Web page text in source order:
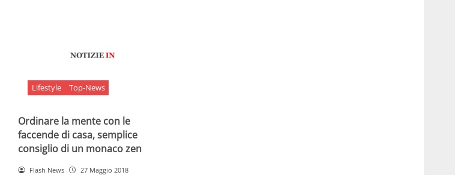
Lifestyle Top-News
Ordinare la mente con le
faccende di casa, semplice
consiglio di un monaco zen
Flash News 27 Maggio 2018